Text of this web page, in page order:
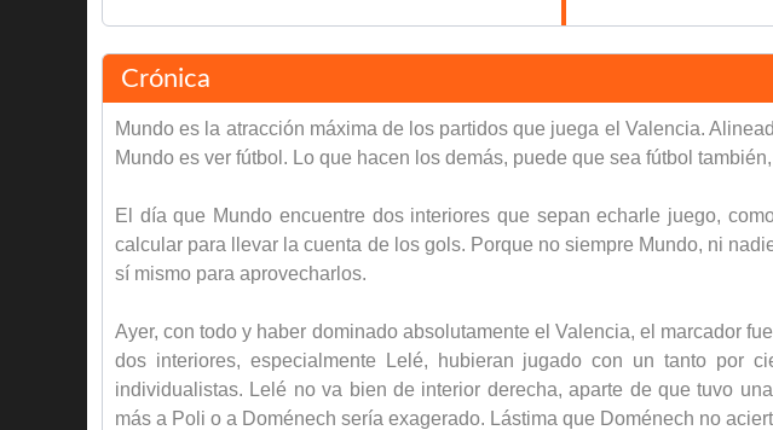
90'
Crónica
Mundo es la atracción máxima de los partidos que juega el Valencia.
Mundo es ver fútbol. Lo que hacen los demás, puede que sea fútbol
El día que Mundo encuentre dos interiores que sepan echarle juego,
calcular para llevar la cuenta de los gols. Porque no siempre Mundo, ni
sí mismo para aprovecharlos.
Ayer, con todo y haber dominado absolutamente el Valencia, el marcador
dos interiores, especialmente Lelé, hubieran jugado con un tanto por
individualistas. Lelé no va bien de interior derecha, aparte de que tuvo
más a Poli o a Doménech sería exagerado. Lástima que Doménech no